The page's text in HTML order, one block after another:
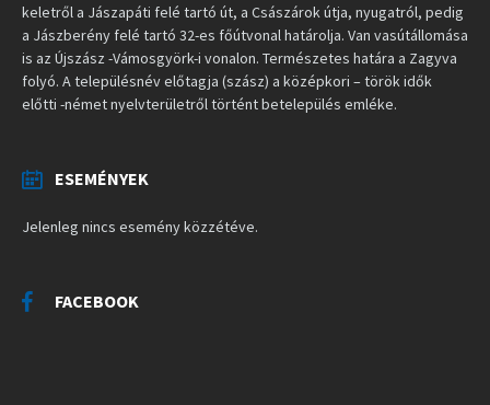
keletről a Jászapáti felé tartó út, a Császárok útja, nyugatról, pedig
a Jászberény felé tartó 32-es főútvonal határolja. Van vasútállomása
is az Újszász -Vámosgyörk-i vonalon. Természetes határa a Zagyva
folyó. A településnév előtagja (szász) a középkori – török idők
előtti -német nyelvterületről történt betelepülés emléke.
ESEMÉNYEK
Jelenleg nincs esemény közzétéve.
FACEBOOK